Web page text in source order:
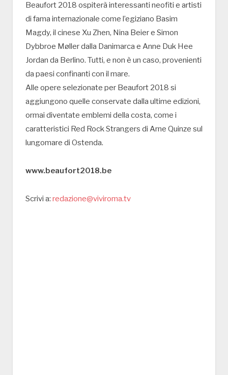
Beaufort 2018 ospiterà interessanti neofiti e artisti
di fama internazionale come l’egiziano Basim
Magdy, il cinese Xu Zhen, Nina Beier e Simon
Dybbroe Møller dalla Danimarca e Anne Duk Hee
Jordan da Berlino. Tutti, e non è un caso, provenienti
da paesi confinanti con il mare.
Alle opere selezionate per Beaufort 2018 si
aggiungono quelle conservate dalla ultime edizioni,
ormai diventate emblemi della costa, come i
caratteristici Red Rock Strangers di Arne Quinze sul
lungomare di Ostenda.
www.beaufort2018.be
Scrivi a: redazione@viviroma.tv